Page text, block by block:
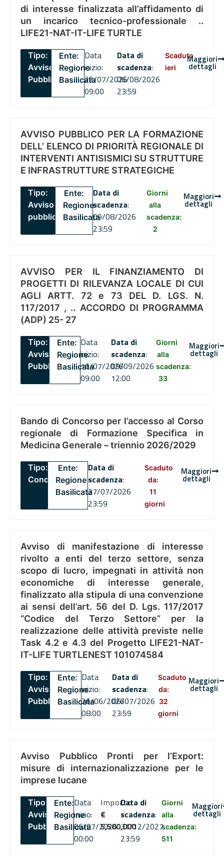
di interesse finalizzata all’affidamento di
un incarico tecnico-professionale ..
LIFE21-NAT-IT-LIFE TURTLE
Tipo:
Avviso
Pubblico
Ente:
Regione
Basilicata
Data
inizio:
22/07/2026
09:00
Data di
scadenza:
06/08/2026
23:59
Scaduto
ieri
Maggiori
dettagli
AVVISO PUBBLICO PER LA FORMAZIONE
DELL’ ELENCO DI PRIORITÀ REGIONALE DI
INTERVENTI ANTISISMICI SU STRUTTURE
E INFRASTRUTTURE STRATEGICHE
Tipo:
Avviso
pubblico
Ente:
Regione
Basilicata
Data di
scadenza:
09/08/2026
23:59
Giorni
alla
scadenza:
2
Maggiori
dettagli
AVVISO PER IL FINANZIAMENTO DI
PROGETTI DI RILEVANZA LOCALE DI CUI
AGLI ARTT. 72 e 73 DEL D. LGS. N.
117/2017 , .. ACCORDO DI PROGRAMMA
(ADP) 25- 27
Tipo:
Avviso
Pubblico
Ente:
Regione
Basilicata
Data
inizio:
16/07/2026
09:00
Data di
scadenza:
09/09/2026
12:00
Giorni
alla
scadenza:
33
Maggiori
dettagli
Bando di Concorso per l’accesso al Corso
regionale di Formazione Specifica in
Medicina Generale – triennio 2026/2029
Tipo:
Concorsi
Ente:
Regione
Basilicata
Data di
scadenza:
27/07/2026
23:59
Scaduto
da:
11
giorni
Maggiori
dettagli
Avviso di manifestazione di interesse
rivolto a enti del terzo settore, senza
scopo di lucro, impegnati in attività non
economiche di interesse generale,
finalizzato alla stipula di una convenzione
ai sensi dell’art. 56 del D. Lgs. 117/2017
“Codice del Terzo Settore” per la
realizzazione delle attività previste nelle
Task 4.2 e 4.3 del Progetto LIFE21-NAT-
IT-LIFE TURTLENEST 101074584
Tipo:
Avviso
Pubblico
Ente:
Regione
Basilicata
Data
inizio:
26/06/2026
08:00
Data di
scadenza:
06/07/2026
23:59
Scaduto
da:
32
giorni
Maggiori
dettagli
Avviso Pubblico Pronti per l’Export:
misure di internazionalizzazione per le
imprese lucane
Tipo:
Avviso
Pubblico
Ente:
Regione
Basilicata
Data
inizio:
06/07/2026
00:00
Importo
€
5,500,000
Data di
scadenza:
31/12/2027
23:59
Giorni
alla
scadenza:
511
Maggiori
dettagli